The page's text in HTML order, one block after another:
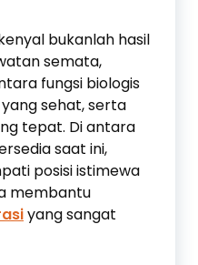
bukanlah hasil
semata,
fungsi biologis
sehat, serta
tepat. Di antara
saat ini,
posisi istimewa
membantu
yang sangat